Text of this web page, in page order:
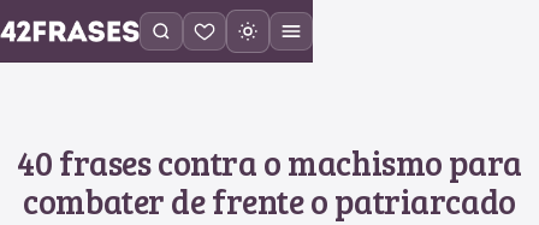
40 frases contra o machismo para
combater de frente o patriarcado